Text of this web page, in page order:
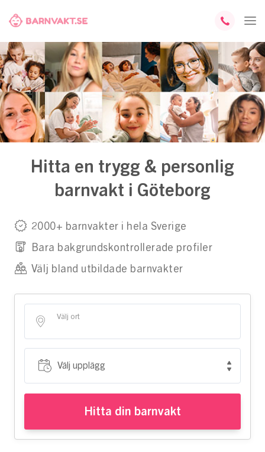
Hitta en trygg & personlig
barnvakt i Göteborg
2000+ barnvakter i hela Sverige
Bara bakgrundskontrollerade profiler
Välj bland utbildade barnvakter
Välj ort
Välj upplägg
Välj upplägg
Hitta din barnvakt